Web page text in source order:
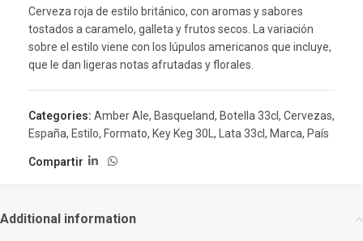
Cerveza roja de estilo británico, con aromas y sabores
tostados a caramelo, galleta y frutos secos. La variación
sobre el estilo viene con los lúpulos americanos que incluye,
que le dan ligeras notas afrutadas y florales.
Categories: Amber Ale, Basqueland, Botella 33cl, Cervezas,
España, Estilo, Formato, Key Keg 30L , Lata 33cl, Marca, País
Compartir
Additional information